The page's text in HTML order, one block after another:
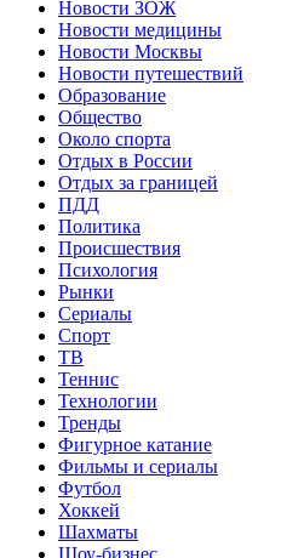
Новости ЗОЖ
Новости медицины
Новости Москвы
Новости путешествий
Образование
Общество
Около спорта
Отдых в России
Отдых за границей
ПДД
Политика
Происшествия
Психология
Рынки
Сериалы
Спорт
ТВ
Теннис
Технологии
Тренды
Фигурное катание
Фильмы и сериалы
Футбол
Хоккей
Шахматы
Шоу-бизнес